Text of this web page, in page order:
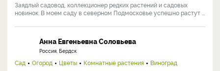
Заядлый садовод, коллекционер редких растений и садовых
новинок. В моем саду в северном Подмосковье успешно растут ...
Анна Евгеньевна Соловьева
Россия, Бердск
Сад Огород Цветы Комнатные растения
Виноград